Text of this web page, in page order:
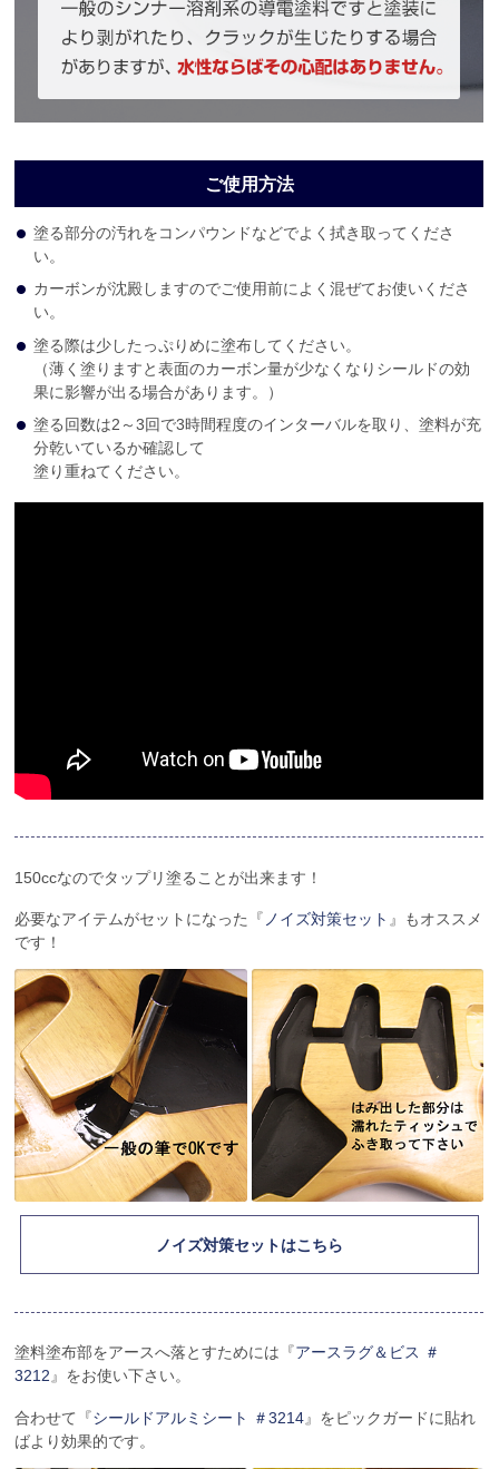
ご使用方法
塗る部分の汚れをコンパウンドなどでよく拭き取ってくださ
い。
カーボンが沈殿しますのでご使用前によく混ぜてお使いくださ
い。
塗る際は少したっぷりめに塗布してください。
（薄く塗りますと表面のカーボン量が少なくなりシールドの効
果に影響が出る場合があります。）
塗る回数は2～3回で3時間程度のインターバルを取り、塗料が充
分乾いているか確認して
塗り重ねてください。
150ccなのでタップリ塗ることが出来ます！
必要なアイテムがセットになった『 ノイズ対策セット 』もオススメ
です！
ノイズ対策セットはこちら
塗料塗布部をアースへ落とすためには『アースラグ＆ビス ＃
3212 』をお使い下さい。
合わせて『シールドアルミシート ＃3214』をピックガードに貼れ
ばより効果的です。